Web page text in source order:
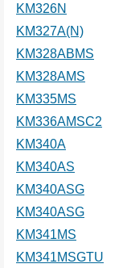
KM326N
KM327A(N)
KM328ABMS
KM328AMS
KM335MS
KM336AMSC2
KM340A
KM340AS
KM340ASG
KM340ASG
KM341MS
KM341MSGTU